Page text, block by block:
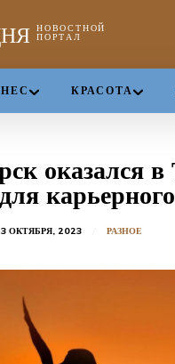
НОВОСТНОЙ
ПОРТАЛ
КРАСОТА
оказался
ОКТЯБРЯ, 2023 РАЗНОЕ